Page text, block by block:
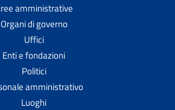
amministrative
Organi di governo
Uffici
Enti e fondazioni
Politici
amministrativo
Luoghi